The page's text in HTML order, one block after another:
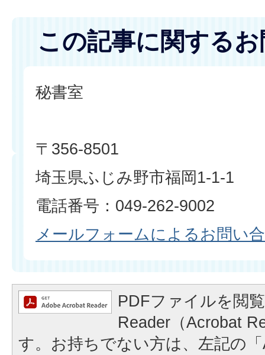
この記事に関する
秘書室
〒356-8501
埼玉県ふじみ野市福岡1-1-1
電話番号：049-262-9002
メールフォームによるお問い
PDFファイルを閲
Reader（Acrobat
す。お持ちでない方は、左記の